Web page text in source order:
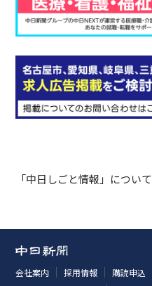
「中日しごと情報」について
会社案内 採用情報 購読申込